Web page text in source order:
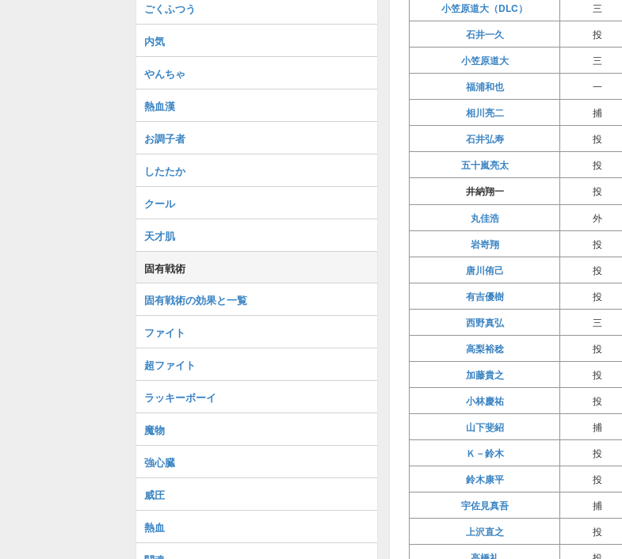
小笠原道大（DLC）
三
石井一久
投
小笠原道大
三
福浦和也
一
相川亮二
捕
石井弘寿
投
五十嵐亮太
投
井納翔一 投
丸佳浩
外
岩嵜翔
投
唐川侑己
投
有吉優樹
投
西野真弘
三
高梨裕稔
投
加藤貴之
投
小林慶祐
投
山下斐紹
捕
Ｋ－鈴木
投
鈴木康平
投
宇佐見真吾
捕
上沢直之
投
ごくふつう
内気
やんちゃ
熱血漢
お調子者
したたか
クール
天才肌
固有戦術
固有戦術の効果と一覧
ファイト
超ファイト
ラッキーボーイ
魔物
強心臓
威圧
熱血